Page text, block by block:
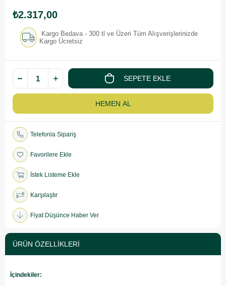
₺2.317,00
Kargo Bedava - 300 tl ve Üzeri Tüm Alışverişlerinizde
Kargo Ücretsiz
Telefonla Sipariş
Favorilere Ekle
İstek Listeme Ekle
Karşılaştır
Fiyat Düşünce Haber Ver
ÜRÜN ÖZELLIKLERI
İçindekiler: